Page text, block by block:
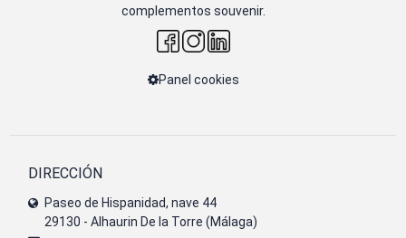
complementos souvenir.
Panel cookies
DIRECCIÓN
Paseo de Hispanidad, nave 44
29130 - Alhaurin De la Torre (Málaga)